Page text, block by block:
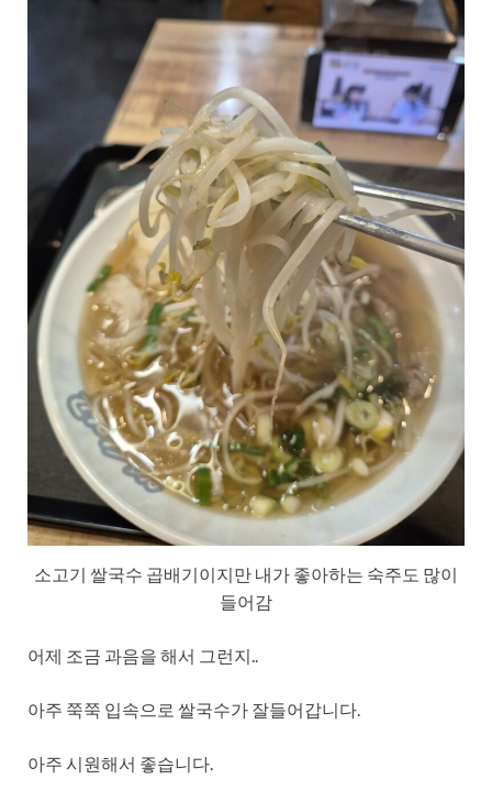
소고기 쌀국수 곱배기이지만 내가 좋아하는 숙주도 많이
들어감
어제 조금 과음을 해서 그런지..
아주 쭉쭉 입속으로 쌀국수가 잘들어갑니다.
아주 시원해서 좋습니다.